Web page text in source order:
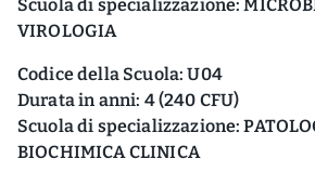
Scuola di specializzazione:
VIROLOGIA
Codice della Scuola: U04
Durata in anni: 4 (240 CFU)
Scuola di specializzazione:
BIOCHIMICA CLINICA